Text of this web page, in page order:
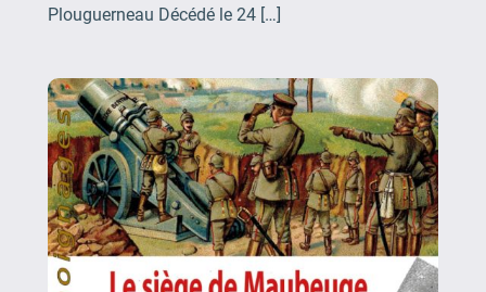
Plouguerneau Décédé le 24 […]